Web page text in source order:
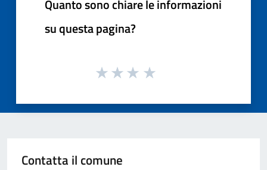
Quanto sono chiare le informazioni
su questa pagina?
Contatta il comune